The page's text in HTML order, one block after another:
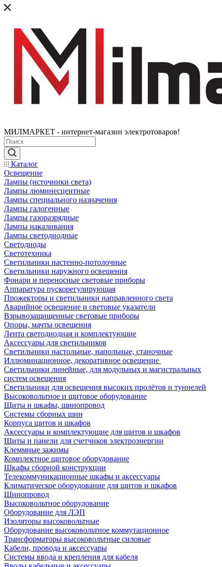
МИЛМАРКЕТ - интернет-магазин электротоваров!
Каталог
Освещение
Лампы (источники света)
Лампы люминесцентные
Лампы специального назначения
Лампы галогенные
Лампы газоразрядные
Лампы накаливания
Лампы светодиодные
Светодиоды
Светотехника
Светильники настенно-потолочные
Светильники наружного освещения
Фонари и переносные световые приборы
Аппаратура пускорегулирующая
Прожекторы и светильники направленного света
Аварийное освещение и световые указатели
Взрывозащищенные световые приборы
Опоры, мачты освещения
Лента светодиодная и комплектующие
Аксессуары для светильников
Светильники настольные, напольные, станочные
Иллюминационное, декоративное освещение
Светильники линейные, для модульных и магистральных
систем освещения
Светильники для освещения высоких пролётов и туннелей
Высоковольтное и щитовое оборудование
Щиты и шкафы, шинопровод
Системы сборных шин
Корпуса щитов и шкафов
Аксессуары и комплектующие для щитов и шкафов
Щиты и панели для счетчиков электроэнергии
Клеммные зажимы
Комплектное щитовое оборудование
Шкафы сборной конструкции
Телекоммуникационные шкафы и аксессуары
Климатическое оборудование для щитов и шкафов
Шинопровод
Высоковольтное оборудование
Оборудование для ЛЭП
Изоляторы высоковольтные
Оборудование высоковольтное коммутационное
Трансформаторы высоковольтные силовые
Кабели, провода и аксессуары
Системы ввода и крепления для кабеля